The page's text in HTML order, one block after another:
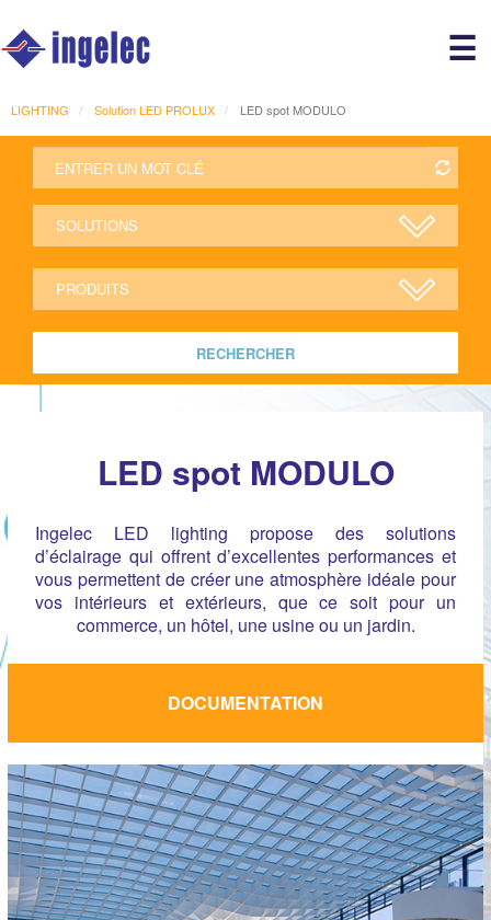
☰
LIGHTING Solution LED PROLUX LED spot MODULO
RECHERCHER
LED spot MODULO
Ingelec LED lighting propose des solutions
d’éclairage qui offrent d’excellentes performances et
vous permettent de créer une atmosphère idéale pour
vos intérieurs et extérieurs, que ce soit pour un
commerce, un hôtel, une usine ou un jardin.
DOCUMENTATION